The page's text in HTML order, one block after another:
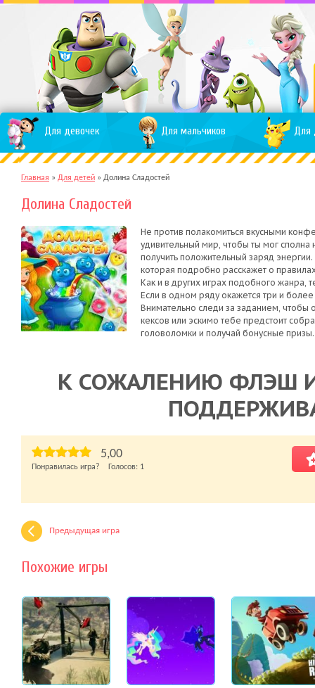
Для девочек Для мальчиков Для
Главная » Для детей » Долина Сладостей
Долина Сладостей
Не против полакомиться вкусными
удивительный мир, чтобы ты мог
получить положительный заряд
которая подробно расскажет о
Как и в других играх подобного жанра,
Если в одном ряду окажется три и более
Внимательно следи за заданием, чтобы
кексов или эскимо тебе предстоит
головоломки и получай бонусные призы.
К СОЖАЛЕНИЮ ФЛЭШ
5,00
Понравилась игра? Голосов: 1
Предыдущая игра
Похожие игры